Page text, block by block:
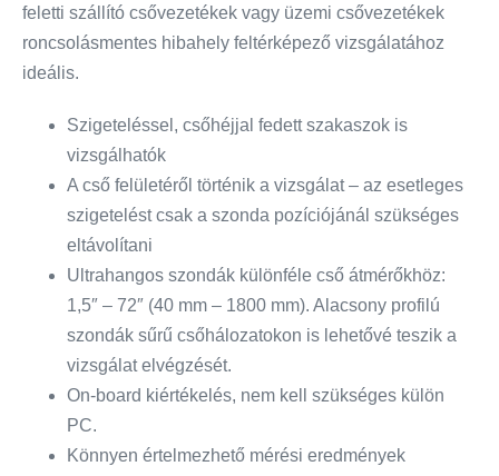
feletti szállító csővezetékek vagy üzemi csővezetékek
roncsolásmentes hibahely feltérképező vizsgálatához
ideális.
Szigeteléssel, csőhéjjal fedett szakaszok is
vizsgálhatók
A cső felületéről történik a vizsgálat – az esetleges
szigetelést csak a szonda pozíciójánál szükséges
eltávolítani
Ultrahangos szondák különféle cső átmérőkhöz:
1,5″ – 72″ (40 mm – 1800 mm). Alacsony profilú
szondák sűrű csőhálozatokon is lehetővé teszik a
vizsgálat elvégzését.
On-board kiértékelés, nem kell szükséges külön
PC.
Könnyen értelmezhető mérési eredmények